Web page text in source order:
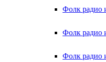
Фолк радио
Фолк
Фолк радио